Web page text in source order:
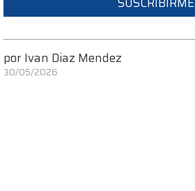
por Ivan Diaz Mendez
30/05/2026